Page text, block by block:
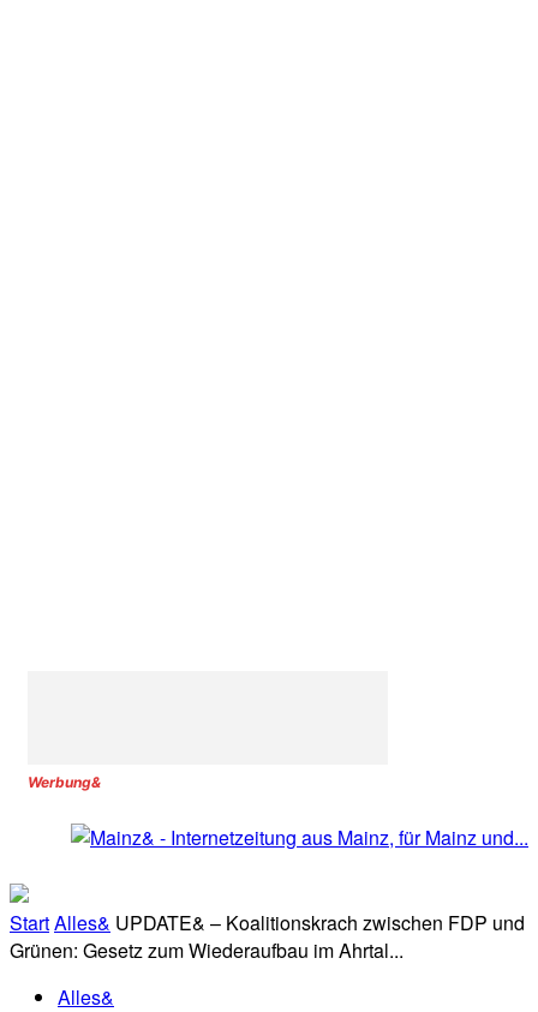
Werbung&
StartAlles& UPDATE& – Koalitionskrach zwischen FDP und
Grünen: Gesetz zum Wiederaufbau im Ahrtal...
Alles&